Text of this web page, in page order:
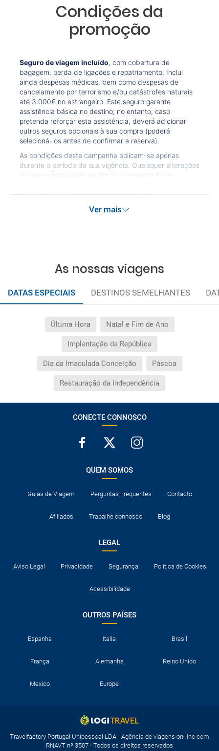
Condições da
promoção
Seguro de viagem incluído, com cobertura de
bagagem, perda de ligações e repatriamento. Inclui
ainda despesas médicas, bem como despesas de
cancelamento por terrorismo e/ou catástrofes naturais
até 3.000€ no estrangeiro. Este seguro garante
assistência básica no destino; no entanto, caso
pretenda reforçar esta assistência, deverá adicionar
outros seguros opcionais à sua compra (poderá
selecioná-los antes de confirmar a reserva).
As condições desta campanha aplicam-se apenas
durante o período da sua vigência. Quaisquer alterações
à reserva posteriores ao fim da campanha ficam
Ver mais
As nossas viagens
DATAS ESPECIAIS DESTINOS SEMELHANTES
Última Hora Natal e Fim de Ano
Implantação da República
Dia da Imaculada Conceição Páscoa
Restauração da Independência
CONECTE CONNOSCO
QUEM SOMOS
Guias de Viagem Perguntas Frequentes Contacto
Afiliados Trabalhe connosco Blog
LEGAL
Aviso Legal Privacidade Segurança Política de Cookies
Acessibilidade
OUTROS PAÍSES
Espanha Italia Brasil
França Alemanha Reino Unido
Mexico Europe
Travelfactory Portugal Unipessoal LDA - Agência de viagens on-line com
RNAVT nº 3507 - Todos os direitos reservados